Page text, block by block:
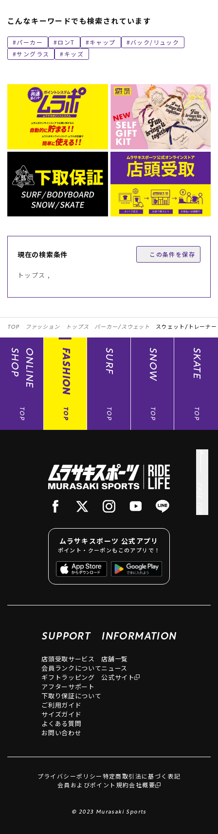
こんなキーワードでも検索されています
パーカー ロンT キャップ
バック/リュック
サングラス
キッズ
現在の検索条件 この条件を保存
トップス ,
TOP ファッション トップス パーカー/スウェット スウェット/トレーナー
ONLINE
SHOP
TOP
FASHION
TOP
SURF
TOP
SNOW
TOP
SKATE
TOP
ムラサキスポーツ 公式アプリ
ポイント・クーポンもこのアプリで！
SUPPORT
店頭受取サービス
会員ランクについて
ギフトラッピング
アフターサポート
下取り保証について
ご利用ガイド
サイズガイド
よくある質問
お問い合わせ
INFORMATION
店舗一覧
ニュース
公式サイト
プライバシーポリシー特定商取引法に基づく表記
会員およびポイント規約会社概要
© 2023 Murasaki Sports